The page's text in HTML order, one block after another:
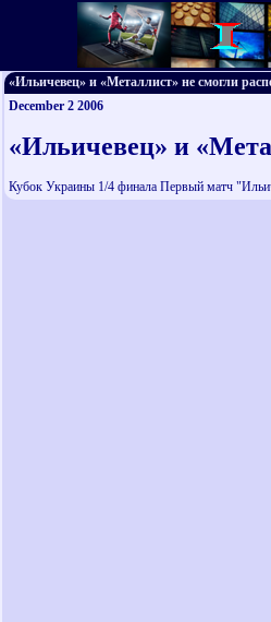
«Ильичевец» и «Металлист» не смогли
December 2 2006
«Ильичевец» и
Кубок Украины 1/4 финала Первый матч